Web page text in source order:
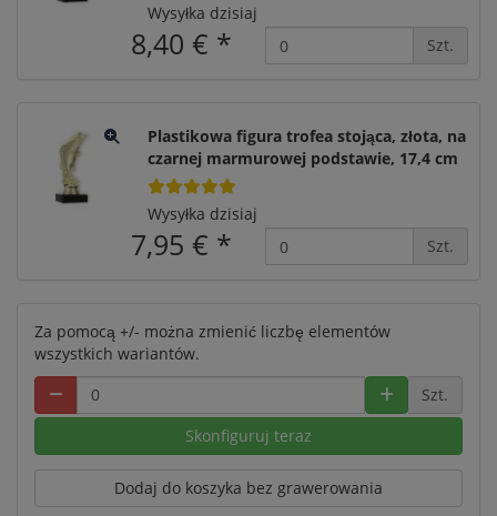
Wysyłka dzisiaj
8,40 € * Szt.
Plastikowa figura trofea stojąca, złota, na
czarnej marmurowej podstawie, 17,4 cm
Wysyłka dzisiaj
7,95 € * Szt.
Za pomocą +/- można zmienić liczbę elementów
wszystkich wariantów.
Szt.
Skonfiguruj teraz
Dodaj do koszyka bez grawerowania